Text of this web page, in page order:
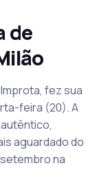
de
fez sua
feira (20). A
aguardado do
na